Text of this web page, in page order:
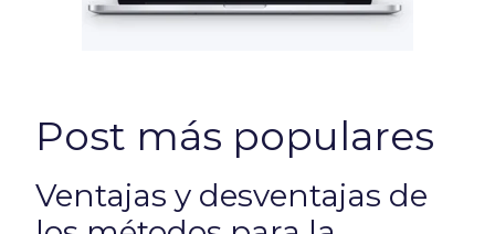
Post más populares
Ventajas y desventajas de